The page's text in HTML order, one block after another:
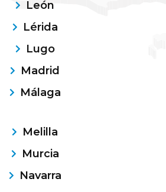
León
Lérida
Lugo
Madrid
Málaga
Melilla
Murcia
Navarra